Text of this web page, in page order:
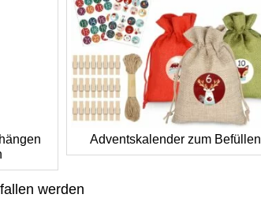
Adventskalender zum Befüllen
werden